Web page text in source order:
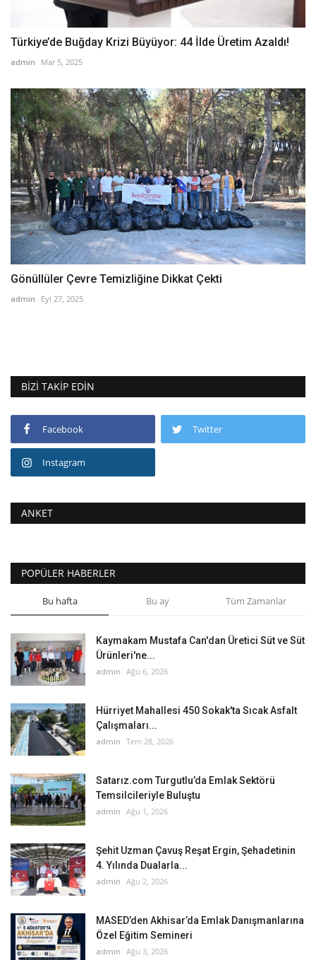
Türkiye’de Buğday Krizi Büyüyor: 44 İlde Üretim Azaldı!
admin Mar 5, 2025
Gönüllüler Çevre Temizliğine Dikkat Çekti
admin Eyl 27, 2025
BIZI TAKIP EDIN
Facebook Twitter
Instagram
ANKET
POPÜLER HABERLER
Bu hafta Bu ay Tüm Zamanlar
Kaymakam Mustafa Can'dan Üretici Süt ve Süt
Ürünleri'ne...
admin Ağu 6, 2026
Hürriyet Mahallesi 450 Sokak'ta Sıcak Asfalt
Çalışmaları...
admin Tem 28, 2026
Satarız.com Turgutlu’da Emlak Sektörü
Temsilcileriyle Buluştu
admin Ağu 1, 2026
Şehit Uzman Çavuş Reşat Ergin, Şehadetinin
4. Yılında Dualarla...
admin Ağu 2, 2026
MASED’den Akhisar’da Emlak Danışmanlarına
Özel Eğitim Semineri
admin Ağu 3, 2026